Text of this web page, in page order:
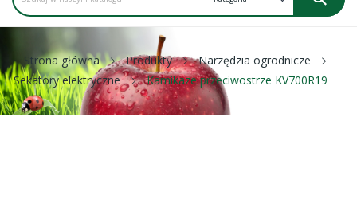
Strona główna Produkty
Narzędzia ogrodnicze
Sekatory elektryczne
Kamikaze przeciwostrze KV700R19